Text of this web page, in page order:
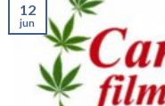
12
jun